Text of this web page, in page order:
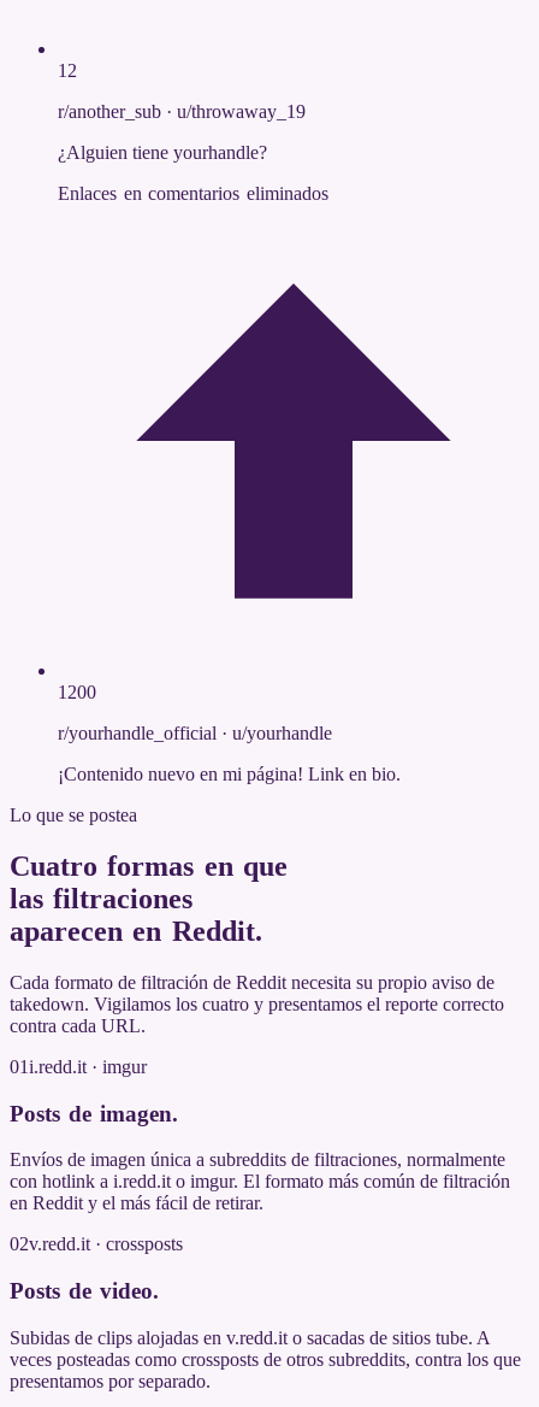
12
r/another_sub · u/throwaway_19
¿Alguien tiene yourhandle?
Enlaces en comentarios eliminados
1200
r/yourhandle_official · u/yourhandle
¡Contenido nuevo en mi página! Link en bio.
Lo que se postea
Cuatro formas en que
las filtraciones
aparecen en Reddit.
Cada formato de filtración de Reddit necesita su propio aviso de
takedown. Vigilamos los cuatro y presentamos el reporte correcto
contra cada URL.
01i.redd.it · imgur
Posts de imagen.
Envíos de imagen única a subreddits de filtraciones, normalmente
con hotlink a i.redd.it o imgur. El formato más común de filtración
en Reddit y el más fácil de retirar.
02v.redd.it · crossposts
Posts de video.
Subidas de clips alojadas en v.redd.it o sacadas de sitios tube. A
veces posteadas como crossposts de otros subreddits, contra los que
presentamos por separado.